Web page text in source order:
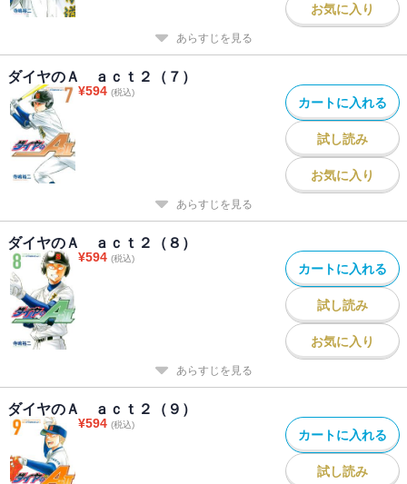
お気に入り
あらすじを見る
ダイヤのＡ ａｃｔ２（７）
¥594 (税込)
カートに入れる
試し読み
お気に入り
あらすじを見る
ダイヤのＡ ａｃｔ２（８）
¥594 (税込)
カートに入れる
試し読み
お気に入り
あらすじを見る
ダイヤのＡ ａｃｔ２（９）
¥594 (税込)
カートに入れる
試し読み